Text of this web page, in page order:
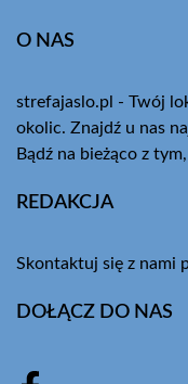
O NAS
strefajaslo.pl - Twój
okolic. Znajdź u nas
Bądź na bieżąco z
REDAKCJA
Skontaktuj się z nami
DOŁĄCZ DO NAS